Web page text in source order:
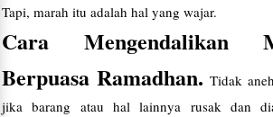
Tapi, marah itu adalah hal yang wajar.
Cara Mengendalikan
Berpuasa Ramadhan. Tidak
jika barang atau hal lainnya rusak dan